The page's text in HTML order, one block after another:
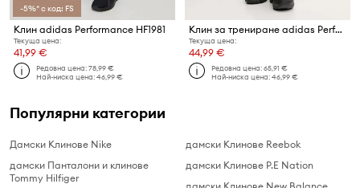
-5%* с код: FS
Клин adidas Performance HF1981
Текуща цена:
41,99 €
Редовна цена:78,99 €
Най-ниска цена:46,99 €
Клин за трениране adidas Performance Own The Run
Текуща цена:
44,99 €
Редовна цена:65,91 €
Най-ниска цена:46,99 €
Популярни категории
Дамски Клинове Nike
дамски Панталони и клинове
Tommy Hilfiger
дамски Клинове Reebok
дамски Клинове P.E Nation